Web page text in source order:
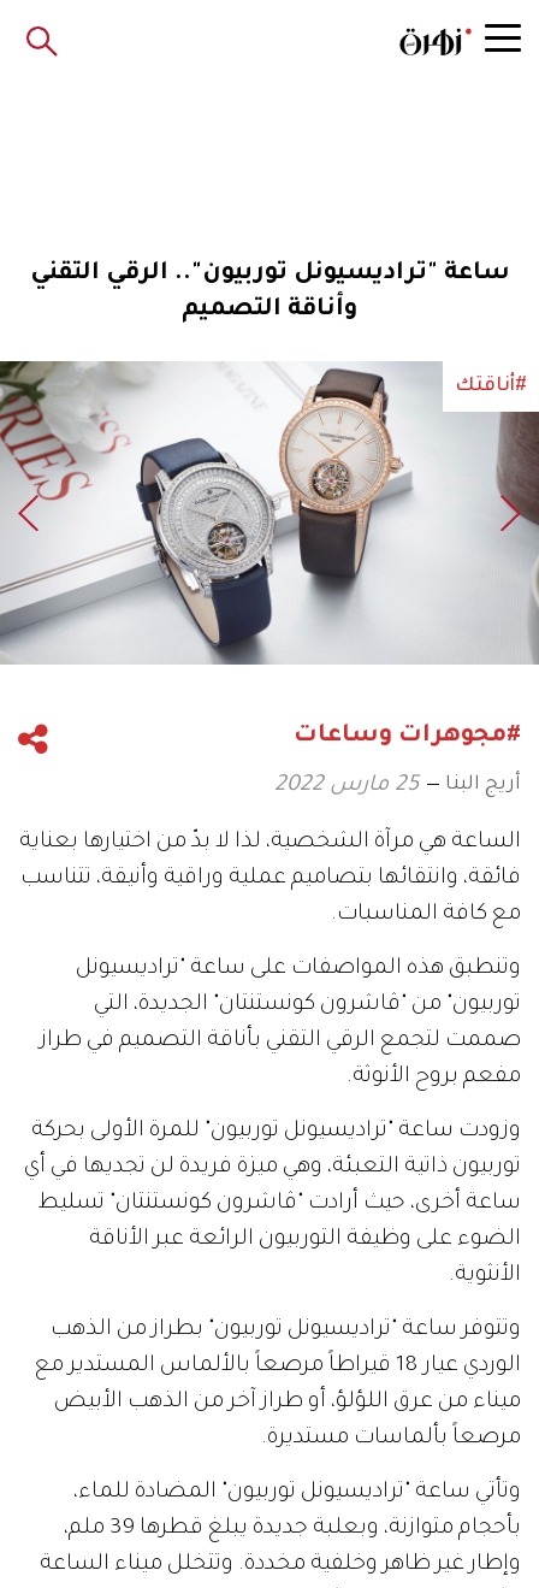
ساعة "تراديسيونل توربيون".. الرقي التقني
وأناقة التصميم
#أناقتك
#مجوهرات وساعات
أريج البنا 25 مارس 2022
الساعة هي مرآة الشخصية، لذا لا بدّ من اختيارها بعناية
فائقة، وانتقائها بتصاميم عملية وراقية وأنيقة، تتناسب
مع كافة المناسبات.
وتنطبق هذه المواصفات على ساعة "تراديسيونل
توربيون" من "ڤاشرون كونستنتان" الجديدة، التي
صممت لتجمع الرقي التقني بأناقة التصميم في طراز
مفعم بروح الأنوثة.
وزودت ساعة "تراديسيونل توربيون" للمرة الأولى بحركة
توربيون ذاتية التعبئة، وهي ميزة فريدة لن تجديها في أي
ساعة أخرى، حيث أرادت "ڤاشرون كونستنتان" تسليط
الضوء على وظيفة التوربيون الرائعة عبر الأناقة
الأنثوية.
وتتوفر ساعة "تراديسيونل توربيون" بطراز من الذهب
الوردي عيار 18 قيراطاً مرصعاً بالألماس المستدير مع
ميناء من عرق اللؤلؤ، أو طراز آخر من الذهب الأبيض
مرصعاً بألماسات مستديرة.
وتأتي ساعة "تراديسيونل توربيون" المضادة للماء،
بأحجام متوازنة، وبعلبة جديدة يبلغ قطرها 39 ملم،
وإطار غير ظاهر وخلفية مخددة. وتتخلل ميناء الساعة